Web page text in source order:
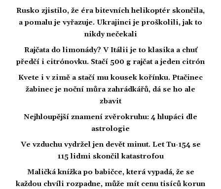
Rusko zjistilo, že éra bitevních helikoptér skončila,
a pomalu je vyřazuje. Ukrajinci je proškolili, jak to
nikdy nečekali
Rajčata do limonády? V Itálii je to klasika a chuť
předčí i citrónovku. Stačí 500 g rajčat a jeden citrón
Kvete i v zimě a stačí mu kousek kořínku. Ptačinec
žabinec je noční můra zahrádkářů, dá se ho ale
zbavit
Nejhloupější znamení zvěrokruhu: 4 hlupáci dle
astrologie
Ve vzduchu vydržel jen devět minut. Let Tu-154 se
115 lidmi skončil katastrofou
Maličká knížka po babičce, která vypadá, že se
každou chvíli rozpadne, může mít cenu tisíců korun